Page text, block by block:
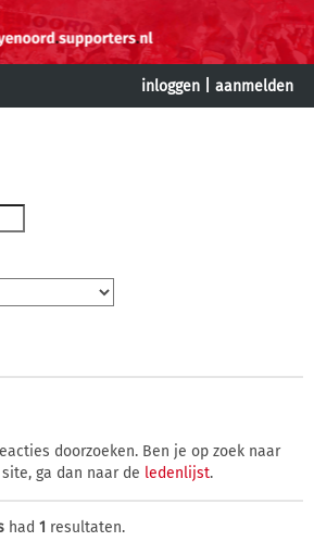
inloggen aanmelden
doorzoeken. Ben je op zoek naar
ga dan naar de ledenlijst.
had 1 resultaten.